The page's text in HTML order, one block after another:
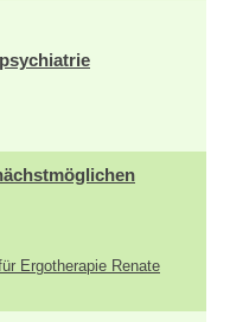
Ergotherapie Renate